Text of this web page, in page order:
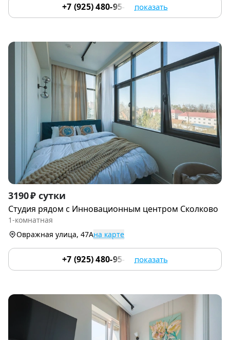
+7 (925) 480-95-17 показать
Item
1
of
3190 ₽ сутки
Студия рядoм с Инновационным центром Сколково
1-комнатная
Овражная улица, 47Ана карте
+7 (925) 480-95-17 показать